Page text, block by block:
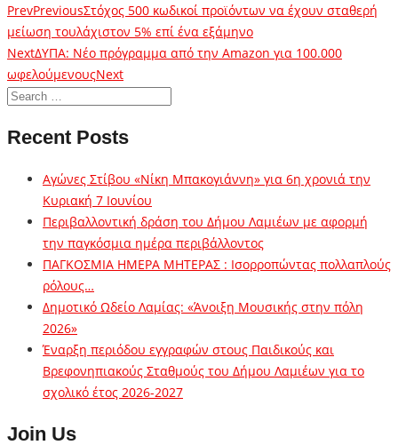
PrevPreviousΣτόχος 500 κωδικοί προϊόντων να έχουν σταθερή
μείωση τουλάχιστον 5% επί ένα εξάμηνο
NextΔΥΠΑ: Νέο πρόγραμμα από την Amazon για 100.000
ωφελούμενουςNext
Recent Posts
Αγώνες Στίβου «Νίκη Μπακογιάννη» για 6η χρονιά την
Κυριακή 7 Ιουνίου
Περιβαλλοντική δράση του Δήμου Λαμιέων με αφορμή
την παγκόσμια ημέρα περιβάλλοντος
ΠΑΓΚΟΣΜΙΑ ΗΜΕΡΑ ΜΗΤΕΡΑΣ : Ισορροπώντας πολλαπλούς
ρόλους…
Δημοτικό Ωδείο Λαμίας: «Άνοιξη Μουσικής στην πόλη
2026»
Έναρξη περιόδου εγγραφών στους Παιδικούς και
Βρεφονηπιακούς Σταθμούς του Δήμου Λαμιέων για το
σχολικό έτος 2026-2027
Join Us